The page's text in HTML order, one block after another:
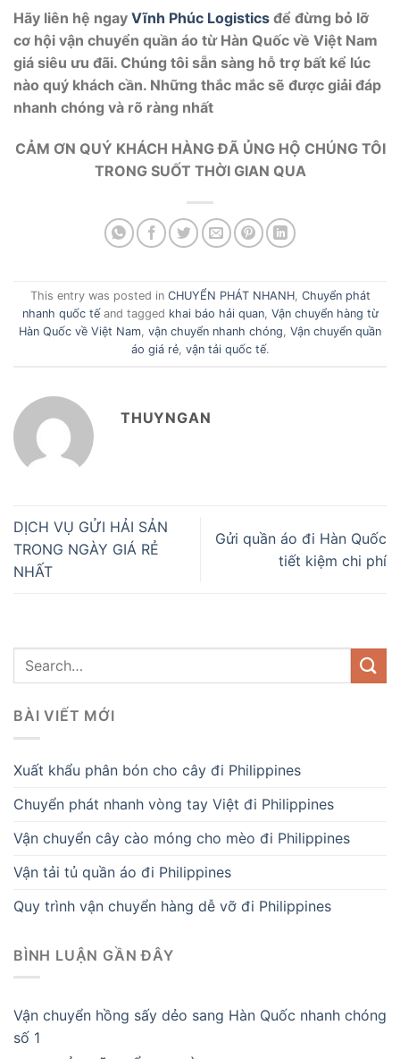
Hãy liên hệ ngay Vĩnh Phúc Logistics để đừng bỏ lỡ
cơ hội vận chuyển quần áo từ Hàn Quốc về Việt Nam
giá siêu ưu đãi. Chúng tôi sẵn sàng hỗ trợ bất kể lúc
nào quý khách cần. Những thắc mắc sẽ được giải đáp
nhanh chóng và rõ ràng nhất
CẢM ƠN QUÝ KHÁCH HÀNG ĐÃ ỦNG HỘ CHÚNG TÔI
TRONG SUỐT THỜI GIAN QUA
This entry was posted in CHUYỂN PHÁT NHANH, Chuyển phát
nhanh quốc tếand tagged khai báo hải quan, Vận chuyển hàng từ
Hàn Quốc về Việt Nam, vận chuyển nhanh chóng, Vận chuyển quần
áo giá rẻ, vận tải quốc tế.
THUYNGAN
DỊCH VỤ GỬI HẢI SẢN
TRONG NGÀY GIÁ RẺ
NHẤT
Gửi quần áo đi Hàn Quốc
tiết kiệm chi phí
BÀI VIẾT MỚI
Xuất khẩu phân bón cho cây đi Philippines
Chuyển phát nhanh vòng tay Việt đi Philippines
Vận chuyển cây cào móng cho mèo đi Philippines
Vận tải tủ quần áo đi Philippines
Quy trình vận chuyển hàng dễ vỡ đi Philippines
BÌNH LUẬN GẦN ĐÂY
Vận chuyển hồng sấy dẻo sang Hàn Quốc nhanh chóng
số 1